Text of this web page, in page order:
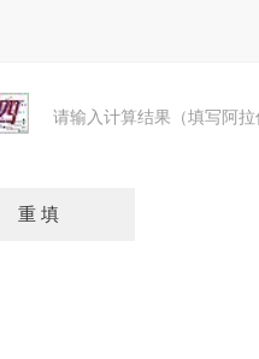
请输入计算结果（填写阿